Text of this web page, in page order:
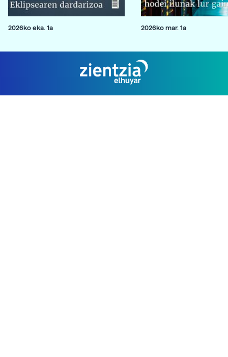
2026ko eka. 1a 2026ko mar. 1a